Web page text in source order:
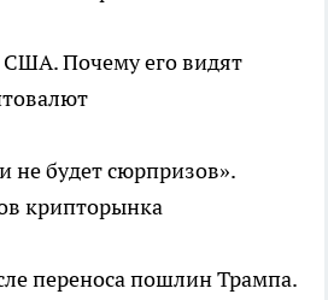
США. Почему его видят
не будет сюрпризов».
крипторынка
переноса пошлин Трампа.